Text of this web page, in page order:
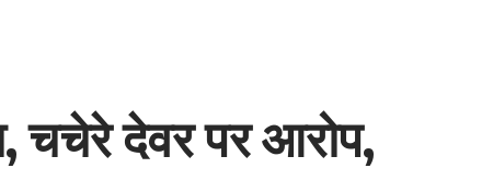
चचेरे देवर पर आरोप,